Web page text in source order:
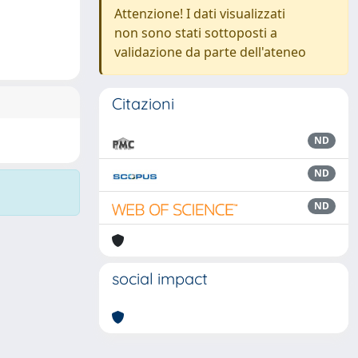
Attenzione! I dati visualizzati
non sono stati sottoposti a
validazione da parte dell'ateneo
Citazioni
ND
ND
ND
social impact